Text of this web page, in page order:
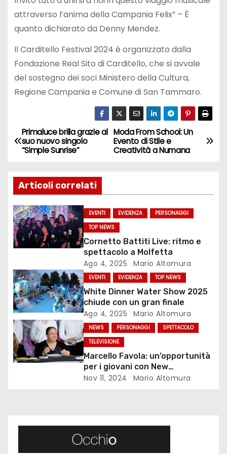
attraverso l’anima della Campania Felix” – È
quanto dichiarato da Denny Mendez.
Il Carditello Festival 2024 è organizzato dalla
Fondazione Real Sito di Carditello, che si avvale
del sostegno dei soci Ministero della Cultura,
Regione Campania e Comune di San Tammaro.
N
v
i
g
a
z
i
o
n
e
Moda From School: Un
Evento di Stile e
Creatività a Numana
Primaluce brilla grazie al
suo nuovo singolo
“Simple Sunrise”
Articoli correlati
EVENTI EVIDENZA
PERSONAGGI
TOP NEWS
Cornetto Battiti Live: ritmo e
spettacolo a Molfetta
Ago 4, 2025 Mario Altomura
EVENTI EVIDENZA TOP NEWS
White Dinner Water Show 2025
chiude con un gran finale
Ago 4, 2025 Mario Altomura
NEWS PERSONAGGI
SPETTACOLO
TELEVISIONE
Marcello Favola: un’opportunità
per i giovani con New
Generations
Nov 11, 2024 Mario Altomura